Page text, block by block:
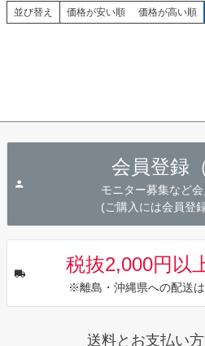
並び替え 価格が安い順 価格が高い順
会員登録
モニター募集など
(ご購入には会員登
税抜2,000円以
※離島・沖縄県への配送
送料とお支払い